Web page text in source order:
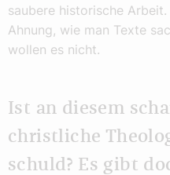
saubere historische
Ahnung, wie man Texte
wollen es nicht.
Ist an diesem
christliche
schuld? Es gibt